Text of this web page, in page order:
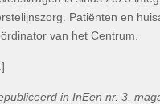
Patiënten en
van het Centrum.
in InEen nr. 3,